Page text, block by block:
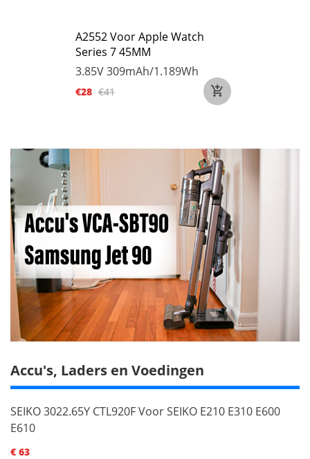
A2552 Voor Apple Watch
Series 7 45MM
3.85V309mAh/1.189Wh
€28 €41
Accu's, Laders en Voedingen
SEIKO 3022.65Y CTL920F Voor SEIKO E210 E310 E600
E610
€ 63